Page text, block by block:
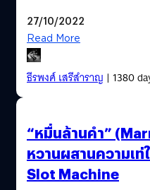
27/10/2022
Read More
ธีรพงศ์ เสรีสำราญ | 1380
“หมื่นล้านคำ”
หวานผสานความเ
Slot Machine